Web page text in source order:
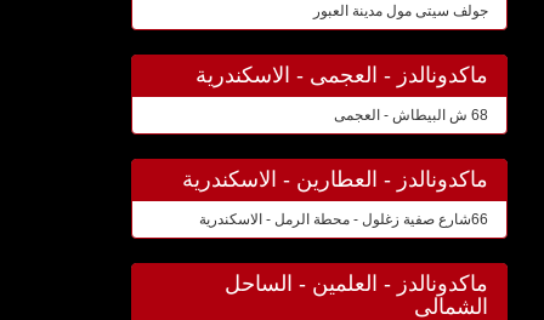
جولف سيتى مول مدينة العبور
ماكدونالدز - العجمى - الاسكندرية
68 ش البيطاش - العجمى
ماكدونالدز - العطارين - الاسكندرية
66شارع صفية زغلول - محطة الرمل - الاسكندرية
ماكدونالدز - العلمين - الساحل
الشمالى